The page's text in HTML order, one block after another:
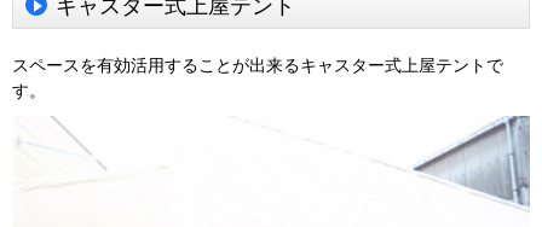
キャスター式上屋テント
スペースを有効活用することが出来るキャスター式上屋テントで
す。